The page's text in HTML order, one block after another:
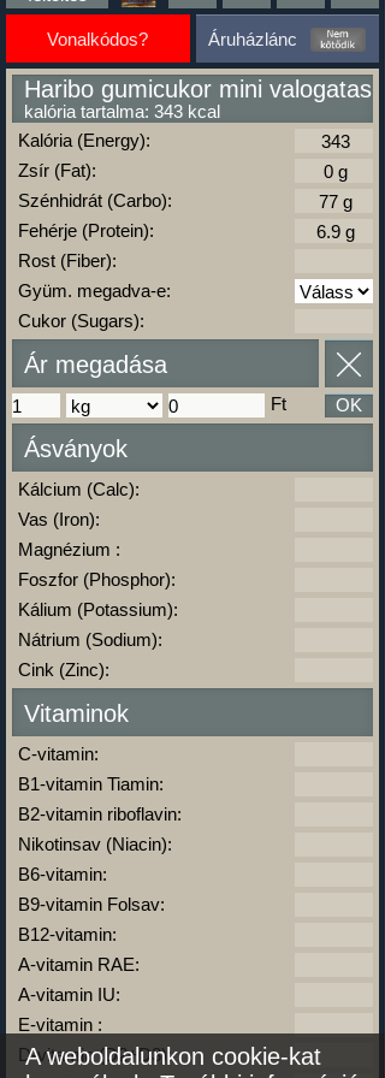
Vonalkódos? Áruházlánc
Haribo gumicukor mini valogatas
kalória tartalma: 343 kcal
Kalória (Energy):
Zsír (Fat):
Szénhidrát (Carbo):
Fehérje (Protein):
Rost (Fiber):
Gyüm. megadva-e:
Cukor (Sugars):
Ár megadása
Ft OK
Ásványok
Kálcium (Calc):
Vas (Iron):
Magnézium :
Foszfor (Phosphor):
Kálium (Potassium):
Nátrium (Sodium):
Cink (Zinc):
Vitaminok
C-vitamin:
B1-vitamin Tiamin:
B2-vitamin riboflavin:
Nikotinsav (Niacin):
B6-vitamin:
B9-vitamin Folsav:
B12-vitamin:
A-vitamin RAE:
A-vitamin IU:
E-vitamin :
D-vitamin (D2+D3):
A weboldalunkon cookie-kat